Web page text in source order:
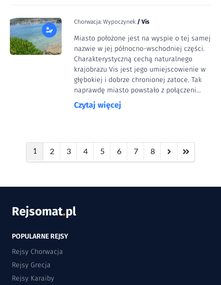
Chorwacja: Wypoczynek / Vis
Miasto położone jest na wyspie o tej samej
nazwie w jej północno-wschodniej części.
Charakterystyczną cechą naturalnego
krajobrazu Vis jest jego umiejscowienie w
głębokiej i dobrze chronionej zatoce. Tak
naprawdę miasto powstało z połączeni...
Czytaj więcej
1 2 3 4 5 6 7 8
Rejsomat.pl
POPULARNE REJSY
Rejsy Chorwacja
Rejsy Grecja
Rejsy Karaiby